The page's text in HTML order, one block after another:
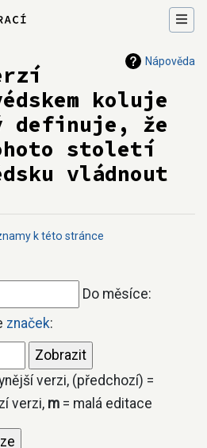
Nápověda
koluje
definuje, že
století
vládnout
k této stránce
Do měsíce:
značek:
verzi, (předchozí) =
verzi, m = malá editace